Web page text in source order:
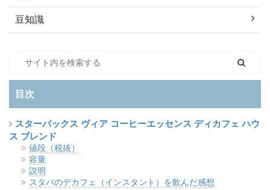
豆知識
目次
スターバックス ヴィア コーヒーエッセンス ディカフェ ハウ
ス ブレンド
値段（税抜）
容量
説明
スタバのデカフェ（インスタント）を飲んだ感想